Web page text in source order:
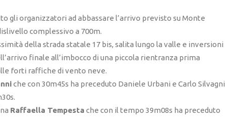
gli organizzatori ad abbassare l’arrivo previsto su Monte
complessivo a 700m.
della strada statale 17 bis, salita lungo la valle e inversioni
finale all’imbocco di una piccola rientranza prima
forti raffiche di vento neve.
che con 30m45s ha preceduto Daniele Urbani e Carlo Silvagni
Raffaella Tempesta che con il tempo 39m08s ha preceduto